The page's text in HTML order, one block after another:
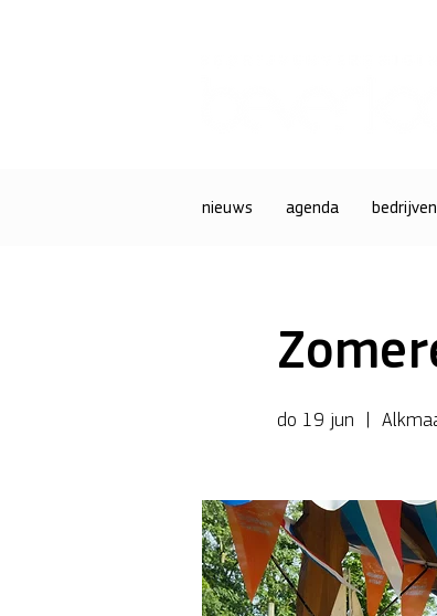
nieuws agenda bedrijven
do 19 jun